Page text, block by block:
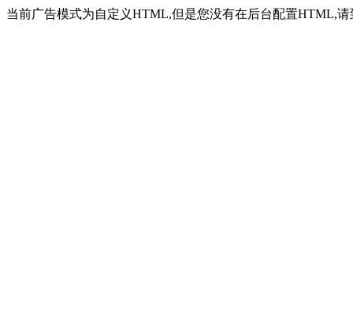
当前广告模式为自定义HTML,但是您没有在后台配置HTML,